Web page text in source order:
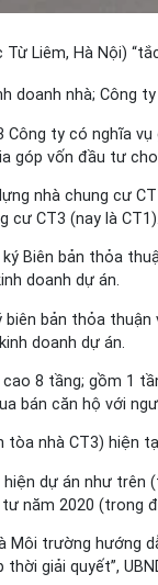
Liêm, Hà Nội)
doanh nhà; Công
ty có nghĩa
góp vốn đầu tư
nhà chung cư
cư CT3 (nay là CT1).
Biên bản thỏa
doanh dự án.
bản thỏa
doanh dự án.
8 tầng; gồm 1
bán căn hộ với
nhà CT3) hiện
dự án như
năm 2020 (trong
Môi trường hướng
giải quyết”,